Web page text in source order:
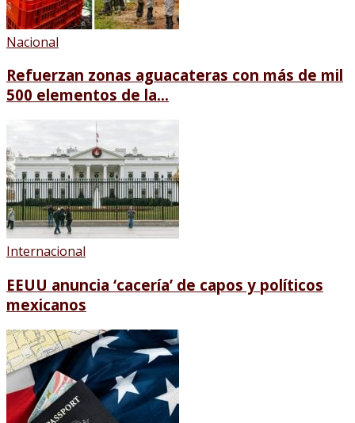
Nacional
Refuerzan zonas aguacateras con más de mil
500 elementos de la...
Internacional
EEUU anuncia ‘cacería’ de capos y políticos
mexicanos